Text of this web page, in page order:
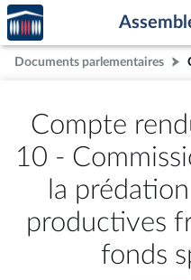
Aller au contenu
Aller en bas de la page
Accèder
à la
page
d'accueil
Documents parlementaires
Compte
10 -
la
productives
fonds